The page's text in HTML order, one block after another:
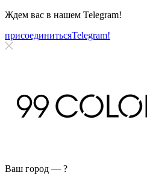
Ждем вас в нашем Telegram!
присоединитьсяTelegram!
Ваш город — ?